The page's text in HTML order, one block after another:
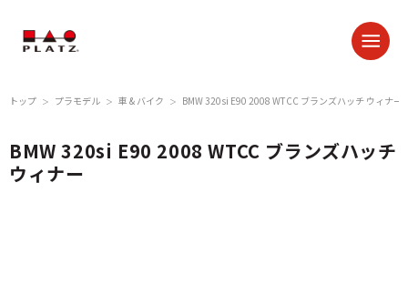
トップ ＞ プラモデル ＞ 車 & バイク ＞ BMW 320si E90 2008 WTCC ブランズハッチ ウィナー
BMW 320si E90 2008 WTCC ブランズハッチ
ウィナー